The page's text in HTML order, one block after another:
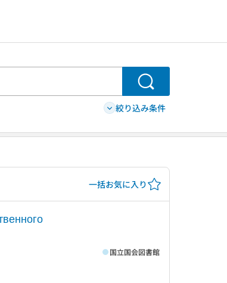
検索
絞り込み条件
一括お気に入り
国立国会図書館